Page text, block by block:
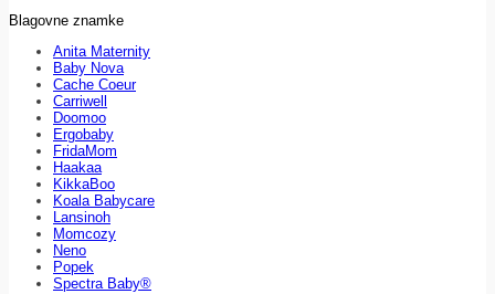
Blagovne znamke
Anita Maternity
Baby Nova
Cache Coeur
Carriwell
Doomoo
Ergobaby
FridaMom
Haakaa
KikkaBoo
Koala Babycare
Lansinoh
Momcozy
Neno
Popek
Spectra Baby®